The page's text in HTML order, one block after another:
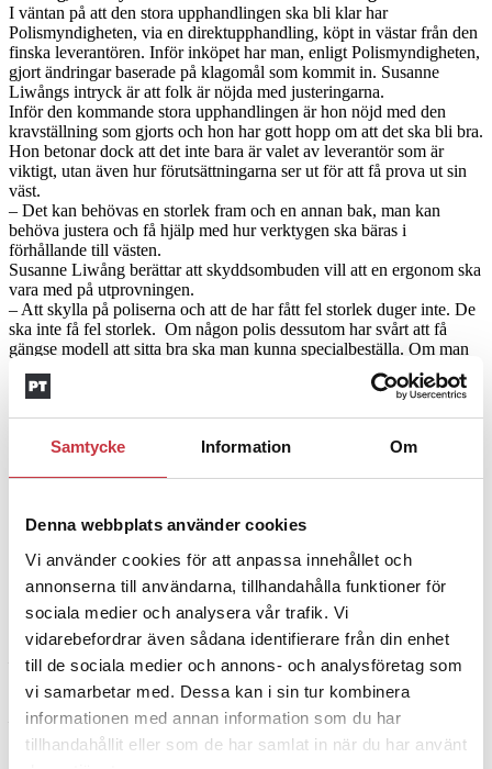
Samtycke Information Om
Denna webbplats använder cookies
Vi använder cookies för att anpassa innehållet och
annonserna till användarna, tillhandahålla funktioner för
sociala medier och analysera vår trafik. Vi
vidarebefordrar även sådana identifierare från din enhet
till de sociala medier och annons- och analysföretag som
vi samarbetar med. Dessa kan i sin tur kombinera
informationen med annan information som du har
tillhandahållit eller som de har samlat in när du har använt
I väntan på att den stora upphandlingen ska bli klar har
Polismyndigheten, via en direktupphandling, köpt in västar från den
finska leverantören. Inför inköpet har man, enligt Polismyndigheten,
gjort ändringar baserade på klagomål som kommit in. Susanne
Liwångs intryck är att folk är nöjda med justeringarna.
Inför den kommande stora upphandlingen är hon nöjd med den
kravställning som gjorts och hon har gott hopp om att det ska bli bra.
Hon betonar dock att det inte bara är valet av leverantör som är
viktigt, utan även hur förutsättningarna ser ut för att få prova ut sin
väst.
– Det kan behövas en storlek fram och en annan bak, man kan
behöva justera och få hjälp med hur verktygen ska bäras i
förhållande till västen.
Susanne Liwång berättar att skyddsombuden vill att en ergonom ska
vara med på utprovningen.
– Att skylla på poliserna och att de har fått fel storlek duger inte. De
ska inte få fel storlek. Om någon polis dessutom har svårt att få
gängse modell att sitta bra ska man kunna specialbeställa. Om man
ändrar kroppsform, går upp eller ner i vikt, måste man också kunna
byta väst.
leveransen har fått en för stor väst. Den de provade var av ett annat
ska det nu finnas mätverktyg och Polismyndigheten har kallat till
Fredriksson, som sitter som kravställare i upphandlingen av västar.
Polistidningen rapporteradei mars om att bland annat aspiranter
reagerat på dålig passform på de västar de fått. En av dem vi talade
med har nu kommit ut till sin arbetsplats. Hon har ännu inte behövt
använda västen så många gånger men hon bävar för kommande
pass.
– Jag har försökt med hjälp av stationen, förrådet och Polisförbundet
att få en ny, men det verkar svårt. Speciellt eftersom vi är flera som
behöver andra västar.
– Kollegorna här skrattar åt oss, lite med glimten i ögat såklart. De
tycker det ser förjäkligt ut och att det är helt galet att vi inte kan röra